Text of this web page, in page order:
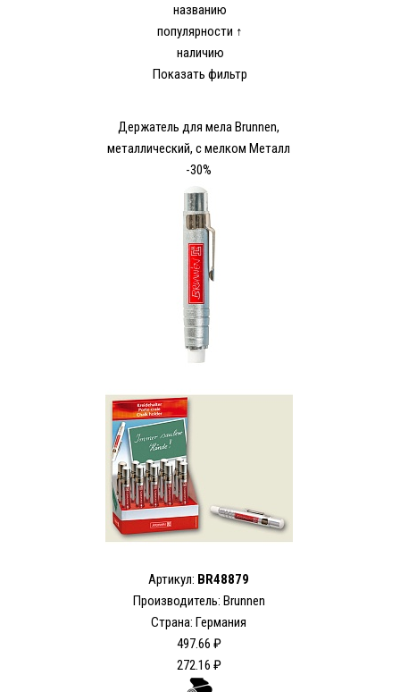
названию
популярности ↑
наличию
Показать фильтр
Держатель для мела Brunnen,
металлический, с мелком Металл
-30%
Артикул: BR48879
Производитель: Brunnen
Страна: Германия
497.66 ₽
272.16 ₽